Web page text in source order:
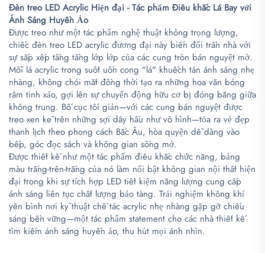
Đèn treo LED Acrylic Hiện đại - Tác phẩm Điêu khắc Lá Bay với
Ánh Sáng Huyền Ảo
Được treo như một tác phẩm nghệ thuật không trọng lượng,
chiếc đèn treo LED acrylic đương đại này biến đổi trần nhà với
sự sắp xếp tầng tầng lớp lớp của các cung tròn bán nguyệt mờ.
Mỗi lá acrylic trong suốt uốn cong "lá" khuếch tán ánh sáng nhẹ
nhàng, không chói mắt đồng thời tạo ra những hoa văn bóng
râm tinh xảo, gợi lên sự chuyển động hữu cơ bị đóng băng giữa
không trung. Bố cục tối giản—với các cung bán nguyệt được
treo xen kẽ trên những sợi dây hầu như vô hình—tỏa ra vẻ đẹp
thanh lịch theo phong cách Bắc Âu, hòa quyện dễ dàng vào
bếp, góc đọc sách và không gian sống mở.
Được thiết kế như một tác phẩm điêu khắc chức năng, bảng
màu trắng-trên-trắng của nó làm nổi bật không gian nội thất hiện
đại trong khi sự tích hợp LED tiết kiệm năng lượng cung cấp
ánh sáng liên tục chất lượng bảo tàng. Trải nghiệm không khí
yên bình nơi kỹ thuật chế tác acrylic nhẹ nhàng gặp gỡ chiếu
sáng bền vững—một tác phẩm statement cho các nhà thiết kế
tìm kiếm ánh sáng huyền ảo, thu hút mọi ánh nhìn.